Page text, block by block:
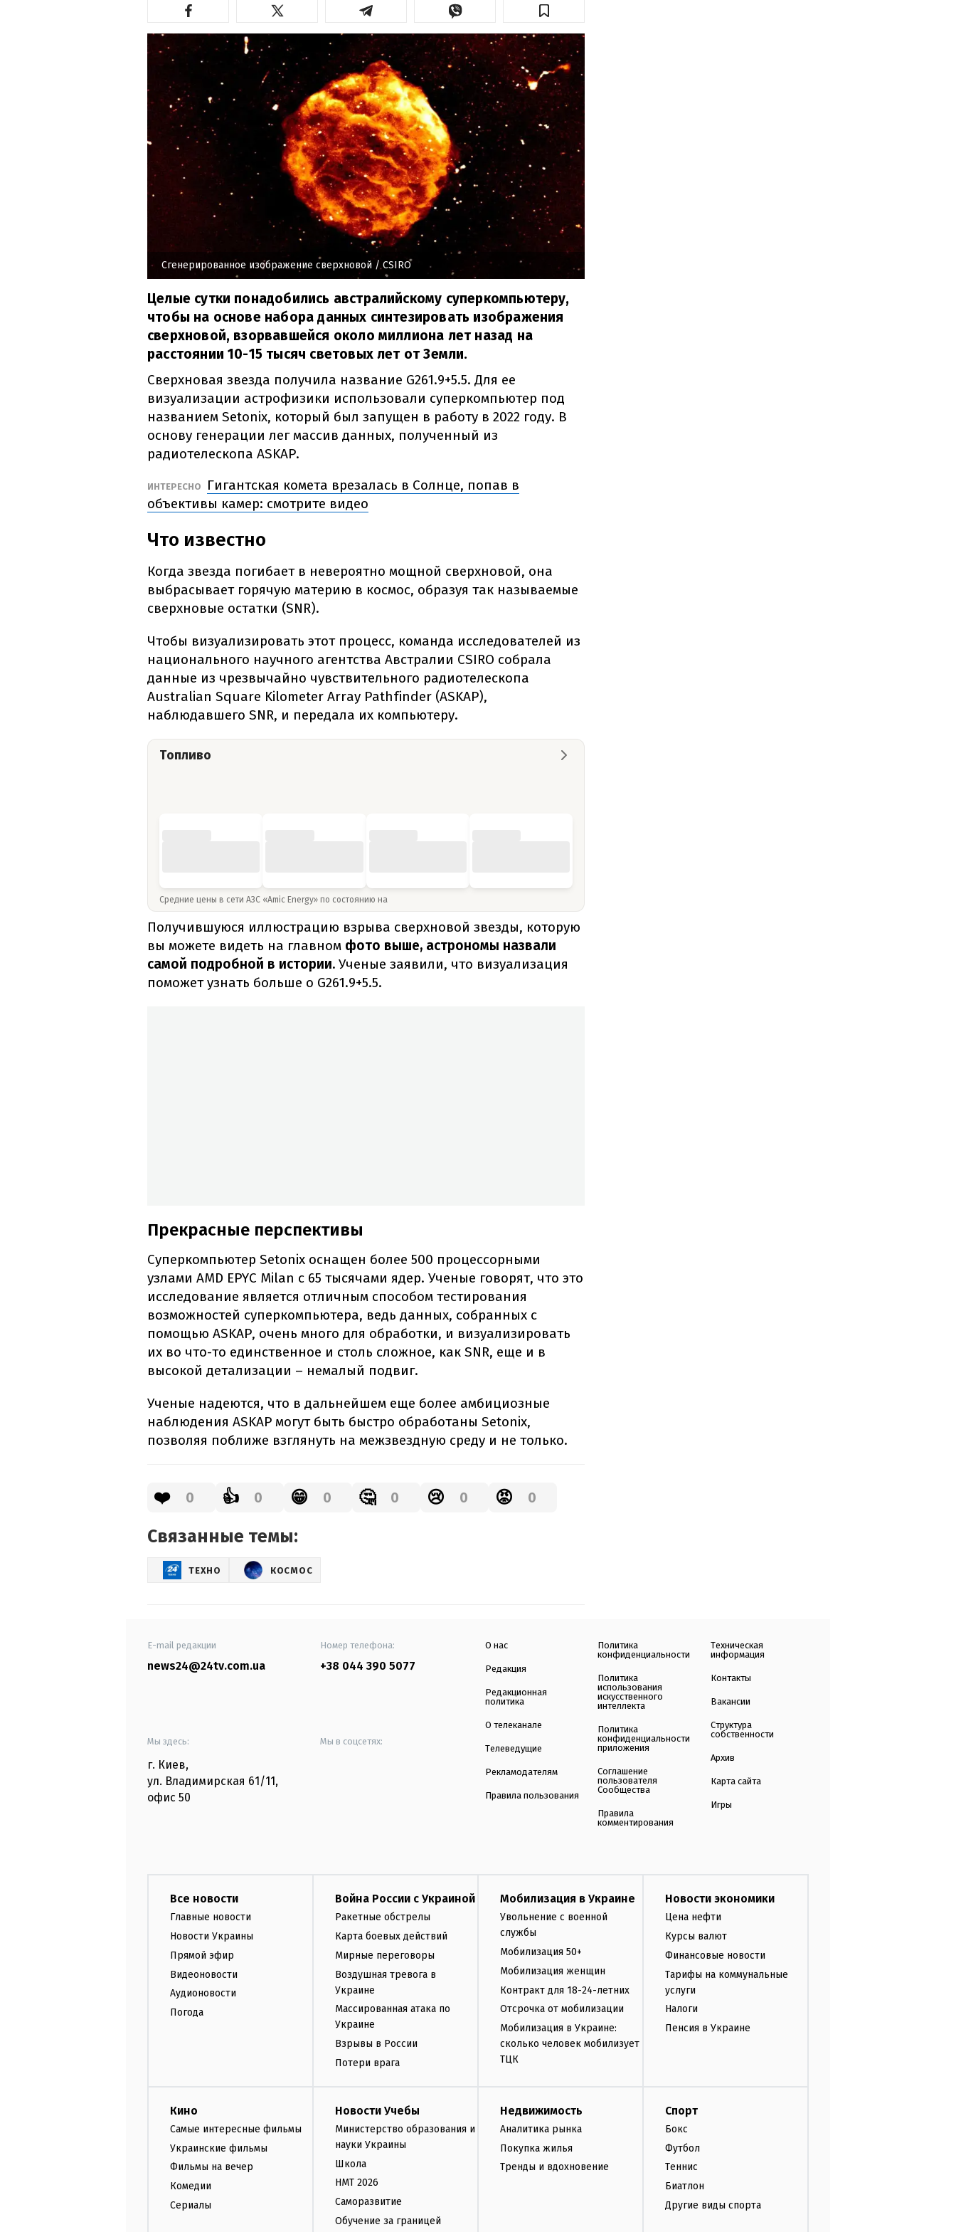
Сгенерированное изображение сверхновой / CSIRO
Целые сутки понадобились австралийскому суперкомпьютеру,
чтобы на основе набора данных синтезировать изображения
сверхновой, взорвавшейся около миллиона лет назад на
расстоянии 10-15 тысяч световых лет от Земли.
Сверхновая звезда получила название G261.9+5.5. Для ее
визуализации астрофизики использовали суперкомпьютер под
названием Setonix, который был запущен в работу в 2022 году. В
основу генерации лег массив данных, полученный из
радиотелескопа ASKAP.
ИНТЕРЕСНО
Гигантская комета врезалась в Солнце, попав в
объективы камер: смотрите видео
Что известно
Когда звезда погибает в невероятно мощной сверхновой, она
выбрасывает горячую материю в космос, образуя так называемые
сверхновые остатки (SNR).
Чтобы визуализировать этот процесс, команда исследователей из
национального научного агентства Австралии CSIRO собрала
данные из чрезвычайно чувствительного радиотелескопа
Australian Square Kilometer Array Pathfinder (ASKAP),
наблюдавшего SNR, и передала их компьютеру.
Топливо
Средние цены в сети АЗС «Amic Energy» по состоянию на
Получившуюся иллюстрацию взрыва сверхновой звезды, которую
вы можете видеть на главном фото выше, астрономы назвали
самой подробной в истории. Ученые заявили, что визуализация
поможет узнать больше о G261.9+5.5.
Прекрасные перспективы
Суперкомпьютер Setonix оснащен более 500 процессорными
узлами AMD EPYC Milan с 65 тысячами ядер. Ученые говорят, что это
исследование является отличным способом тестирования
возможностей суперкомпьютера, ведь данных, собранных с
помощью ASKAP, очень много для обработки, и визуализировать
их во что-то единственное и столь сложное, как SNR, еще и в
высокой детализации – немалый подвиг.
Ученые надеются, что в дальнейшем еще более амбициозные
наблюдения ASKAP могут быть быстро обработаны Setonix,
позволяя поближе взглянуть на межзвездную среду и не только.
❤️ 0 👍 0 😁 0 🤔 0 😢 0 😡 0
Связанные темы:
ТЕХНО КОСМОС
E-mail редакции
news24@24tv.com.ua
Номер телефона:
+38 044 390 5077
Мы здесь:
г. Киев,
ул. Владимирская 61/11,
офис 50
Мы в соцсетях:
О нас
Редакция
Редакционная
политика
О телеканале
Телеведущие
Рекламодателям
Правила пользования
Политика
конфиденциальности
Политика
использования
искусственного
интеллекта
Политика
конфиденциальности
приложения
Соглашение
пользователя
Сообщества
Правила
комментирования
Техническая
информация
Контакты
Вакансии
Структура
собственности
Архив
Карта сайта
Игры
Все новости
Главные новости
Новости Украины
Прямой эфир
Видеоновости
Аудионовости
Погода
Война России с Украиной
Ракетные обстрелы
Карта боевых действий
Мирные переговоры
Воздушная тревога в
Украине
Массированная атака по
Украине
Взрывы в России
Потери врага
Мобилизация в Украине
Увольнение с военной
службы
Мобилизация 50+
Мобилизация женщин
Контракт для 18-24-летних
Отсрочка от мобилизации
Мобилизация в Украине:
сколько человек мобилизует
ТЦК
Новости экономики
Цена нефти
Курсы валют
Финансовые новости
Тарифы на коммунальные
услуги
Налоги
Пенсия в Украине
Кино
Самые интересные фильмы
Украинские фильмы
Фильмы на вечер
Комедии
Сериалы
Новости Учебы
Министерство образования и
науки Украины
Школа
НМТ 2026
Саморазвитие
Обучение за границей
Недвижимость
Аналитика рынка
Покупка жилья
Тренды и вдохновение
Спорт
Бокс
Футбол
Теннис
Биатлон
Другие виды спорта